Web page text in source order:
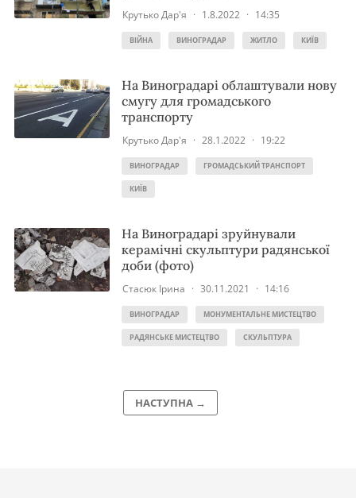
Крутько Дар'я · 1.8.2022 · 14:35
ВІЙНА ВИНОГРАДАР ЖИТЛО КИЇВ
На Виноградарі облаштували нову
смугу для громадського
транспорту
Крутько Дар'я · 28.1.2022 · 19:22
ВИНОГРАДАР ГРОМАДСЬКИЙ ТРАНСПОРТ
КИЇВ
На Виноградарі зруйнували
керамічні скульптури радянської
доби (фото)
Стасюк Ірина · 30.11.2021 · 14:16
ВИНОГРАДАР МОНУМЕНТАЛЬНЕ МИСТЕЦТВО
РАДЯНСЬКЕ МИСТЕЦТВО СКУЛЬПТУРА
НАСТУПНА →